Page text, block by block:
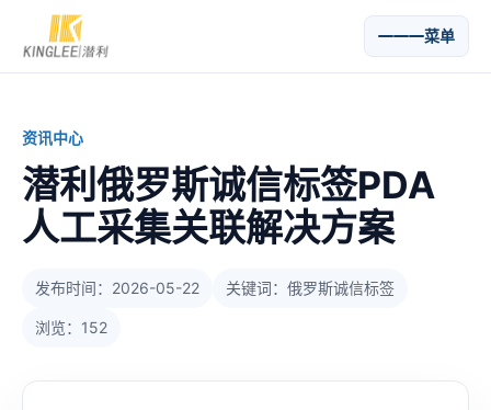
菜单
资讯中心
潜利俄罗斯诚信标签PDA
人工采集关联解决方案
发布时间：2026-05-22 关键词：俄罗斯诚信标签
浏览：152